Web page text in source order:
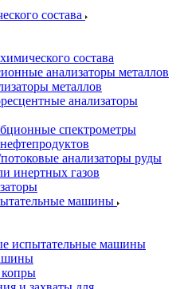
состава
состава
анализаторы металлов
металлов
анализаторы
спектрометры
анализаторы руды
инертных газов
машины
испытательные машины